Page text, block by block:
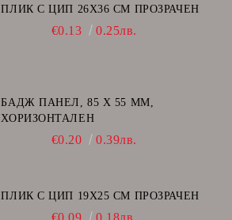
ПЛИК С ЦИП 26X36 CM ПРОЗРАЧЕН
€0.13 0.25лв.
БАДЖ ПАНЕЛ, 85 Х 55 ММ,
ХОРИЗОНТАЛЕН
€0.20 0.39лв.
ПЛИК С ЦИП 19X25 CM ПРОЗРАЧЕН
€0.09 0.18лв.